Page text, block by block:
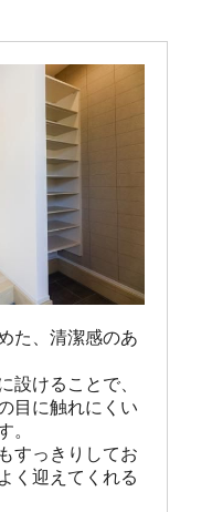
た、清潔感のあ
設けることで、
目に触れにくい
。
すっきりしてお
く迎えてくれる